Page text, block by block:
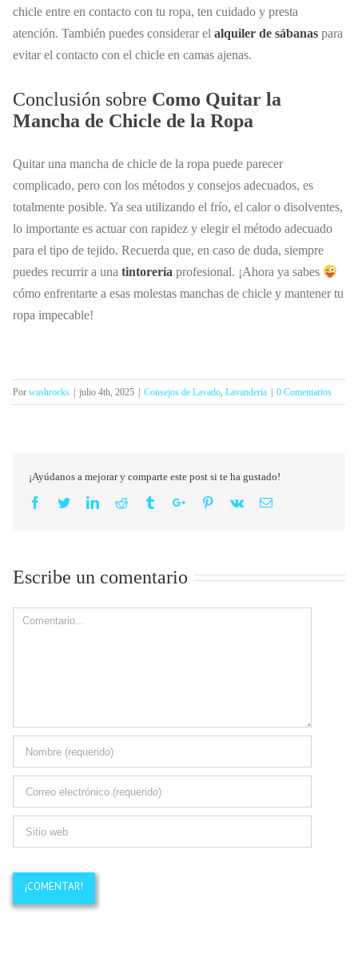
chicle entre en contacto con tu ropa, ten cuidado y presta
atención. También puedes considerar el alquiler de sábanas para
evitar el contacto con el chicle en camas ajenas.
Conclusión sobre Como Quitar la
Mancha de Chicle de la Ropa
Quitar una mancha de chicle de la ropa puede parecer
complicado, pero con los métodos y consejos adecuados, es
totalmente posible. Ya sea utilizando el frío, el calor o disolventes,
lo importante es actuar con rapidez y elegir el método adecuado
para el tipo de tejido. Recuerda que, en caso de duda, siempre
puedes recurrir a una tintorería profesional. ¡Ahora ya sabes
cómo enfrentarte a esas molestas manchas de chicle y mantener tu
ropa impecable!
Por washrocks julio 4th, 2025 Consejos de Lavado, Lavandería 0 Comentarios
¡Ayúdanos a mejorar y comparte este post si te ha gustado!
Facebook
TwitterLinkedinReddit TumblrGoogle+Pinterest
Vk Email
Escribe un comentario
Comment